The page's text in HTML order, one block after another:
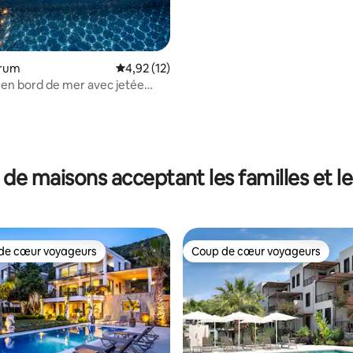
Évaluation moyenne sur la base de 12
4,92 (12)
bord de mer avec jetée
maisons acceptant les familles et
cœur voyageurs les plus appréciés
cœur voyageurs Coup de cœur voyageurs
Coup de cœur voyageurs